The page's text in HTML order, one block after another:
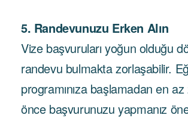
5. Randevunuzu Erken Alın
Vize başvuruları yoğun olduğu
randevu bulmakta zorlaşabilir.
programınıza başlamadan en
önce başvurunuzu yapmanız